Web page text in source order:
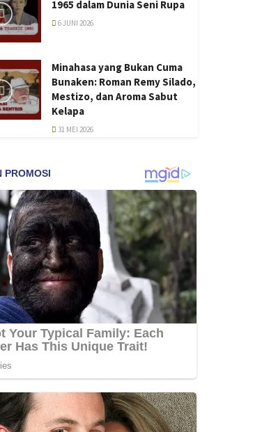
1965 dalam Dunia Seni Rupa
6 JUNI 2026
Minahasa yang Bukan Cuma
Bunaken: Roman Remy Silado,
Mestizo, dan Aroma Sabut
Kelapa
31 MEI 2026